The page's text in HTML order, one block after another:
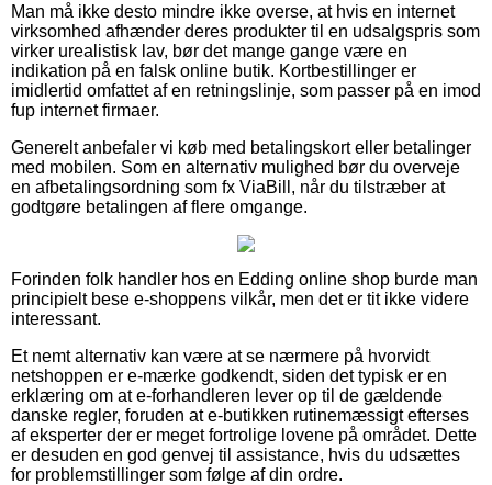
Man må ikke desto mindre ikke overse, at hvis en internet
virksomhed afhænder deres produkter til en udsalgspris som
virker urealistisk lav, bør det mange gange være en
indikation på en falsk online butik. Kortbestillinger er
imidlertid omfattet af en retningslinje, som passer på en imod
fup internet firmaer.
Generelt anbefaler vi køb med betalingskort eller betalinger
med mobilen. Som en alternativ mulighed bør du overveje
en afbetalingsordning som fx ViaBill, når du tilstræber at
godtgøre betalingen af flere omgange.
Forinden folk handler hos en Edding online shop burde man
principielt bese e-shoppens vilkår, men det er tit ikke videre
interessant.
Et nemt alternativ kan være at se nærmere på hvorvidt
netshoppen er e-mærke godkendt, siden det typisk er en
erklæring om at e-forhandleren lever op til de gældende
danske regler, foruden at e-butikken rutinemæssigt efterses
af eksperter der er meget fortrolige lovene på området. Dette
er desuden en god genvej til assistance, hvis du udsættes
for problemstillinger som følge af din ordre.